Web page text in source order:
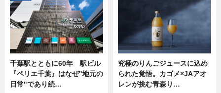
千葉駅とともに60年 駅ビル
『ペリエ千葉』はなぜ"地元の
日常"であり続…
究極のりんごジュースに込め
られた覚悟。カゴメ×JAアオ
レンが挑む青森り…